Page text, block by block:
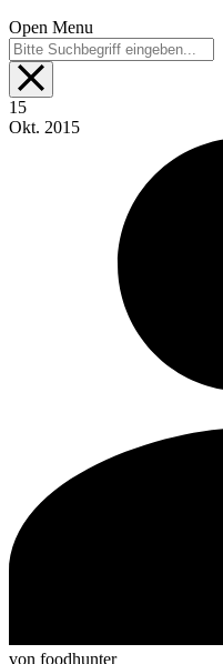
Open Menu
15
Okt. 2015
von foodhunter